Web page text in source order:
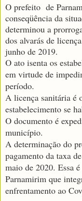
O prefeito de
conseqüência da
determinou a
dos alvarás de
junho de 2019.
O ato isenta os
em virtude de
período.
A licença sanitária é
estabelecimento se
O documento é
município.
A determinação do
pagamento da taxa
maio de 2020. Essa
Parnamirim que
enfrentamento ao